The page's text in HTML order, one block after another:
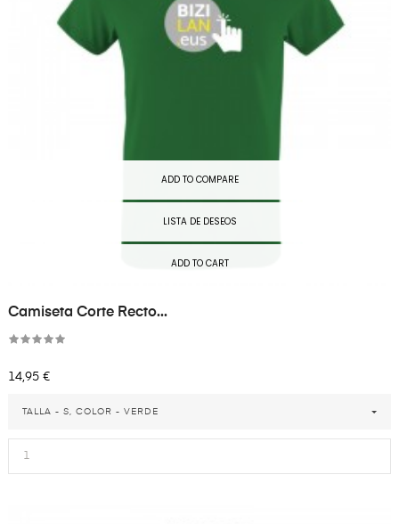
ADD TO COMPARE
LISTA DE DESEOS
ADD TO CART
Camiseta Corte Recto...
Precio
14,95 €
TALLA - S, COLOR - VERDE